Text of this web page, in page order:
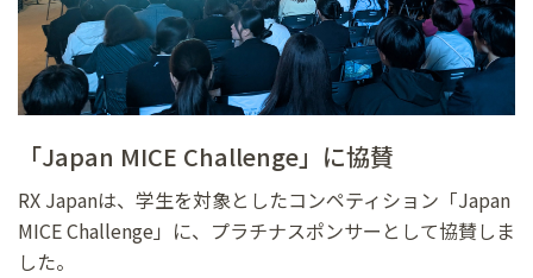
「Japan MICE Challenge」に協賛
RX Japanは、学生を対象としたコンペティション「Japan
MICE Challenge」に、プラチナスポンサーとして協賛しま
した。